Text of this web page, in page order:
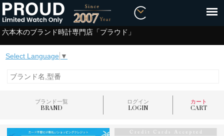
六本木のブランド時計専門店「プラウド」
Select Language ▼
ブランド一覧
BRAND
ログイン
LOGIN
カート
CART